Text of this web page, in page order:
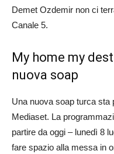
Demet Ozdemir non ci
Canale 5.
My home my
nuova soap
Una nuova soap turca sta
Mediaset. La
partire da oggi – lunedì 8
fare spazio alla messa in